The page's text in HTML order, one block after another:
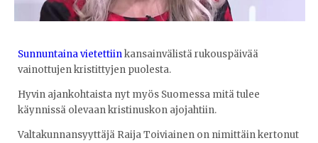
Sunnuntaina vietettiinkansainvälistä rukouspäivää
vainottujen kristittyjen puolesta.
Hyvin ajankohtaista nyt myös Suomessa mitä tulee
käynnissä olevaan kristinuskon ajojahtiin.
Valtakunnansyyttäjä Raija Toiviainen on nimittäin kertonut